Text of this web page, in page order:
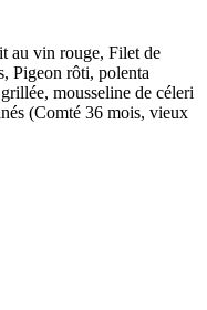
au vin rouge, Filet de
Pigeon rôti, polenta
mousseline de céleri
(Comté 36 mois, vieux